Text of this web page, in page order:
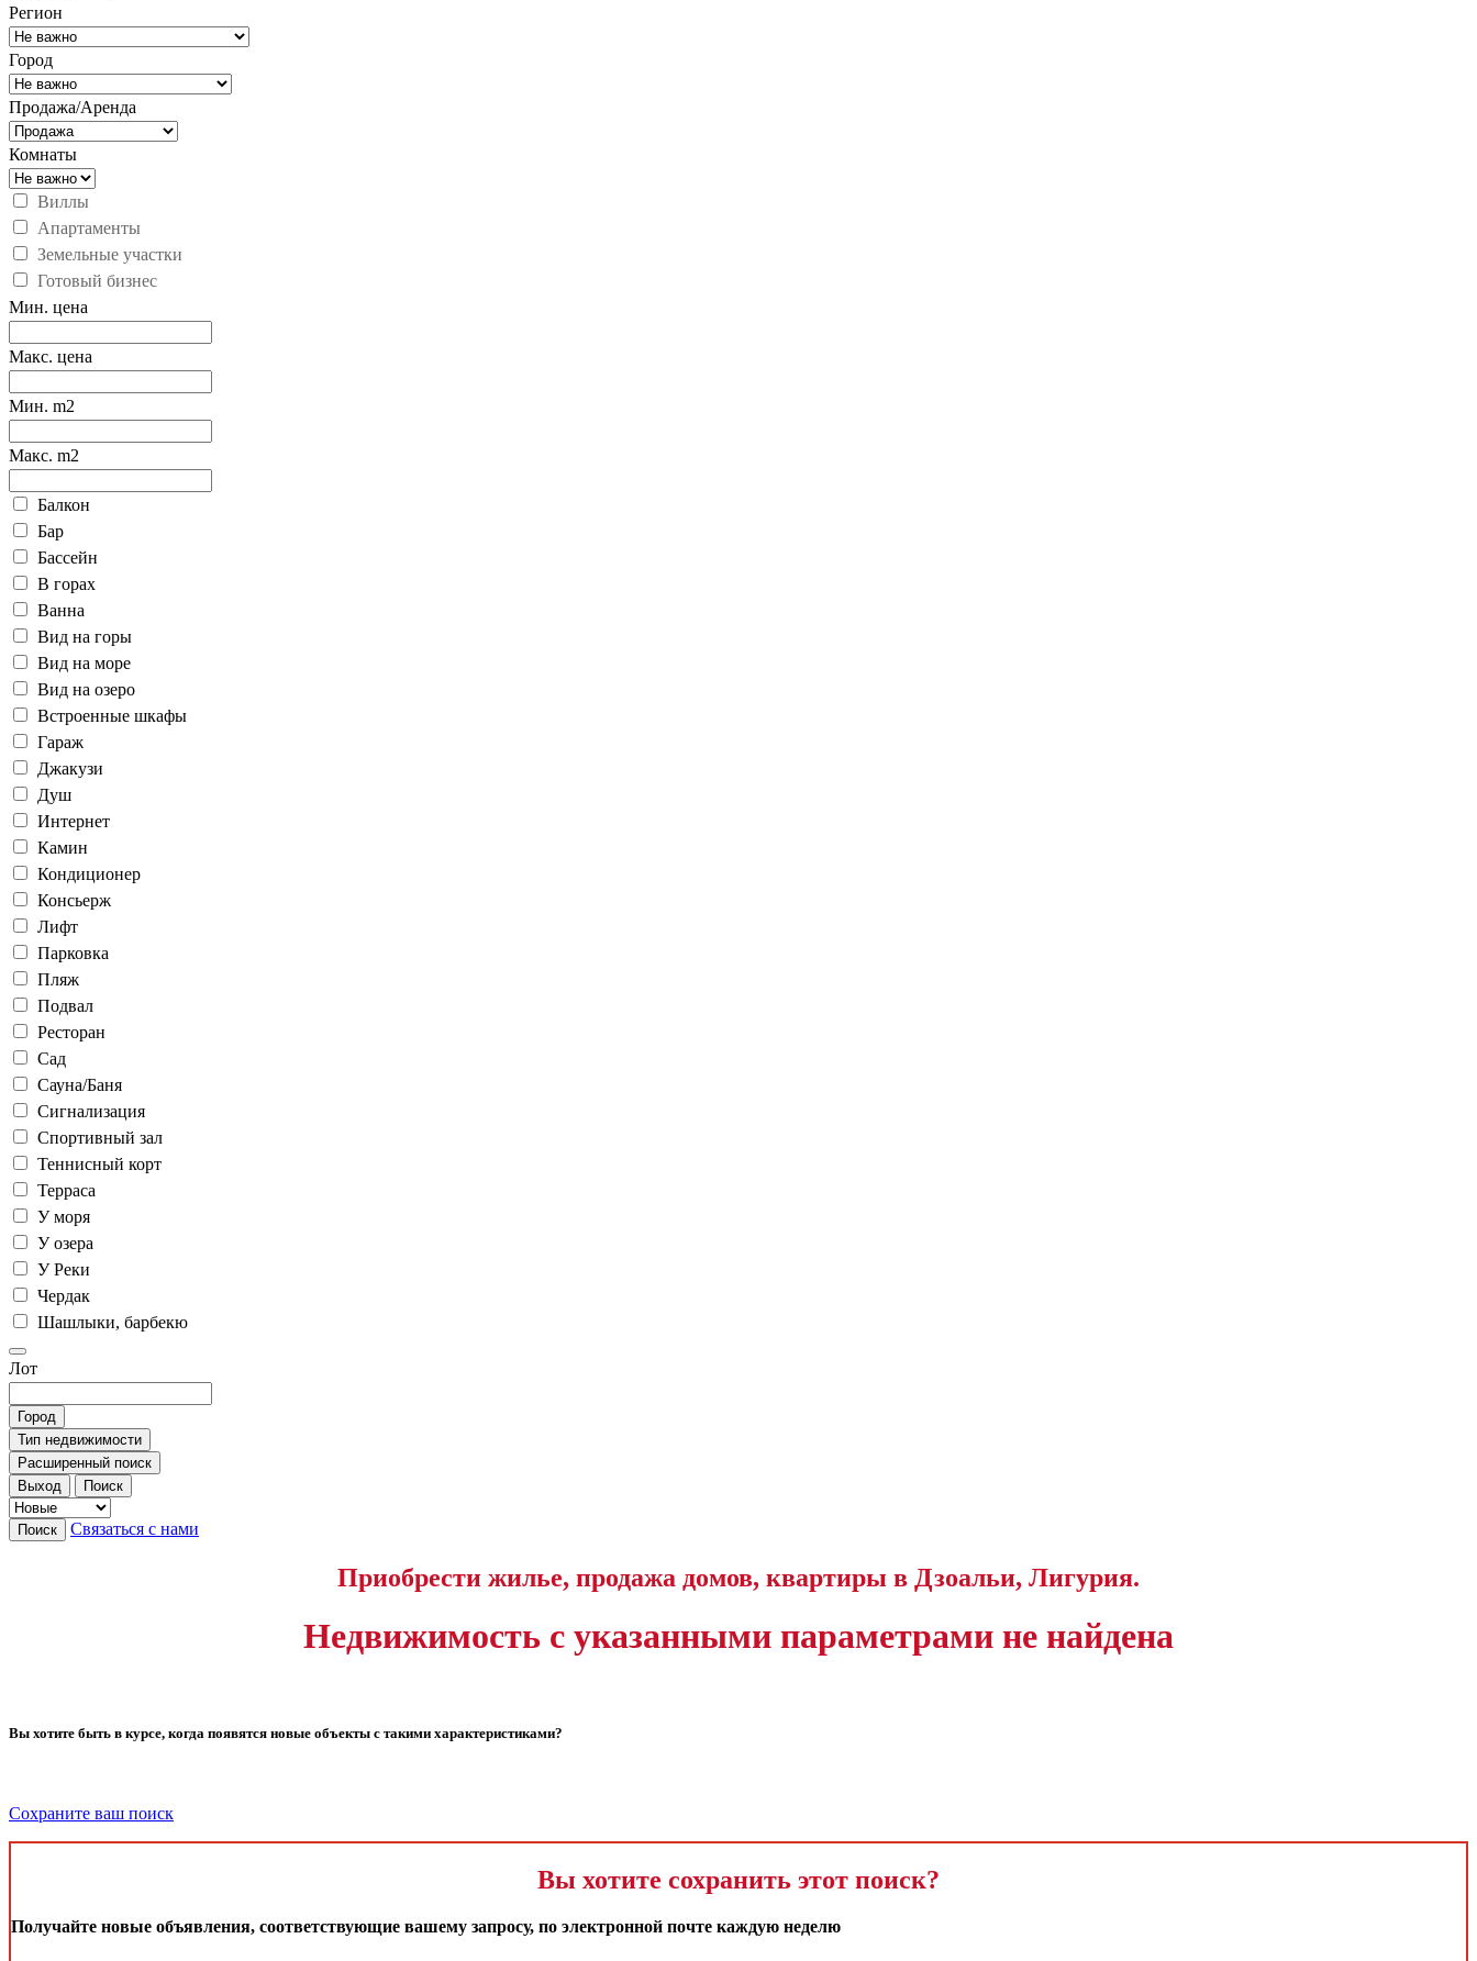
Регион
Город
Продажа/Аренда
Комнаты
Виллы
Апартаменты
Земельные участки
Готовый бизнес
Мин. цена
Макс. цена
Мин. m2
Макс. m2
Балкон
Бар
Бассейн
В горах
Ванна
Вид на горы
Вид на море
Вид на озеро
Встроенные шкафы
Гараж
Джакузи
Душ
Интернет
Камин
Кондиционер
Консьерж
Лифт
Парковка
Пляж
Подвал
Ресторан
Сад
Сауна/Баня
Сигнализация
Спортивный зал
Теннисный корт
Терраса
У моря
У озера
У Реки
Чердак
Шашлыки, барбекю
Лот
Город
Тип недвижимости
Расширенный поиск
Выход
Поиск
Поиск Связаться с нами
Приобрести жилье, продажа домов, квартиры в Дзоальи, Лигурия.
Недвижимость с указанными параметрами не найдена
Вы хотите быть в курсе, когда появятся новые объекты с такими характеристиками?
Сохраните ваш поиск
Вы хотите сохранить этот поиск?
Получайте новые объявления, соответствующие вашему запросу, по электронной почте каждую неделю